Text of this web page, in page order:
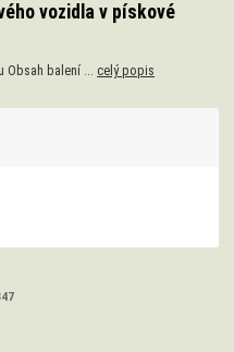
vozidla v pískové
Obsah balení ... celý popis